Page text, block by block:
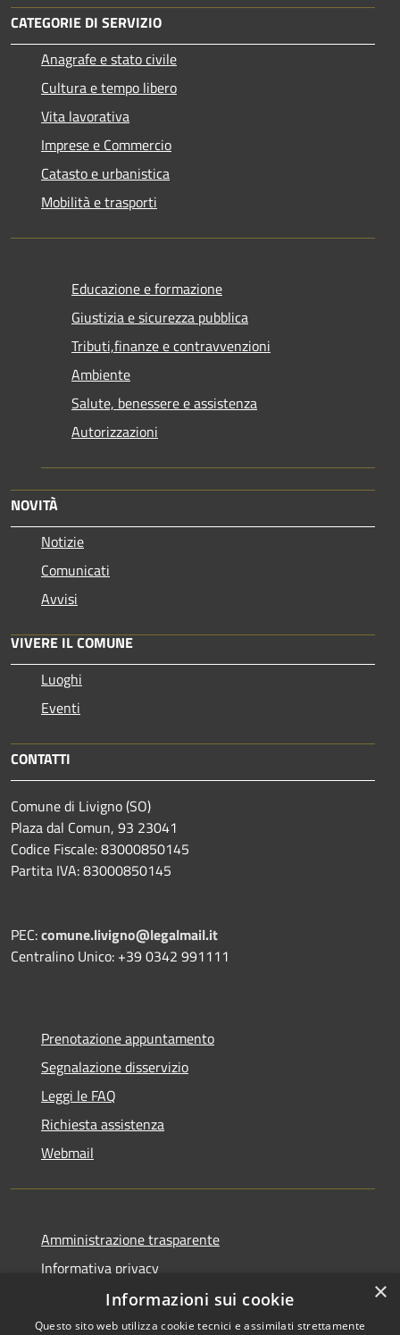
CATEGORIE DI SERVIZIO
Anagrafe e stato civile
Cultura e tempo libero
Vita lavorativa
Imprese e Commercio
Catasto e urbanistica
Mobilità e trasporti
Educazione e formazione
Giustizia e sicurezza pubblica
Tributi,finanze e contravvenzioni
Ambiente
Salute, benessere e assistenza
Autorizzazioni
NOVITÀ
Notizie
Comunicati
Avvisi
VIVERE IL COMUNE
Luoghi
Eventi
CONTATTI
Comune di Livigno (SO)
Plaza dal Comun, 93 23041
Codice Fiscale: 83000850145
Partita IVA: 83000850145
PEC:comune.livigno@legalmail.it
Centralino Unico: +39 0342 991111
Prenotazione appuntamento
Segnalazione disservizio
Leggi le FAQ
Richiesta assistenza
Webmail
Amministrazione trasparente
Informativa privacy
Dichiarazione di accessibilità
×
Informazioni sui cookie
Questo sito web utilizza cookie tecnici e assimilati strettamente